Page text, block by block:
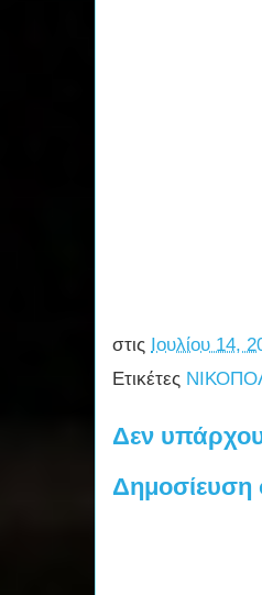
στις Ιουλίου 14,
Ετικέτες
Δεν
Δημοσίευση